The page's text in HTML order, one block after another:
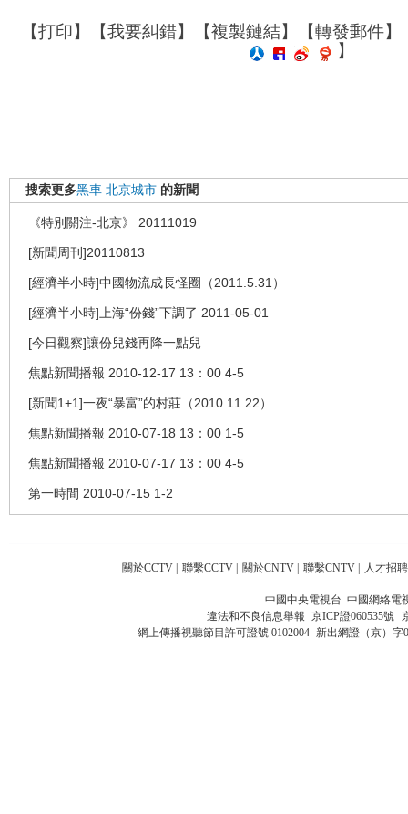
【打印】【我要糾錯】【複製鏈結】【轉發郵件】
】
搜索更多黑車 北京城市 的新聞
《特別關注-北京》 20111019
[新聞周刊]20110813
[經濟半小時]中國物流成長怪圈（2011.5.31）
[經濟半小時]上海“份錢”下調了 2011-05-01
[今日觀察]讓份兒錢再降一點兒
焦點新聞播報 2010-12-17 13：00 4-5
[新聞1+1]一夜“暴富”的村莊（2010.11.22）
焦點新聞播報 2010-07-18 13：00 1-5
焦點新聞播報 2010-07-17 13：00 4-5
第一時間 2010-07-15 1-2
關於CCTV | 聯繫CCTV | 關於CNTV | 聯繫CNTV | 人才招聘
中國中央電視台 中國網絡電
違法和不良信息舉報 京ICP證060535號
網上傳播視聽節目許可證號 0102004 新出網證（京）